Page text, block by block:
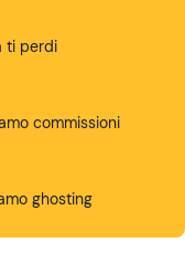
ti perdi
commissioni
ghosting